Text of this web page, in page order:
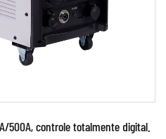
500A, controle totalmente digital.